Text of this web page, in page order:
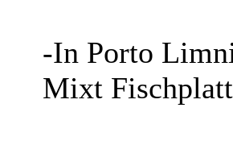
-In Porto
Mixt